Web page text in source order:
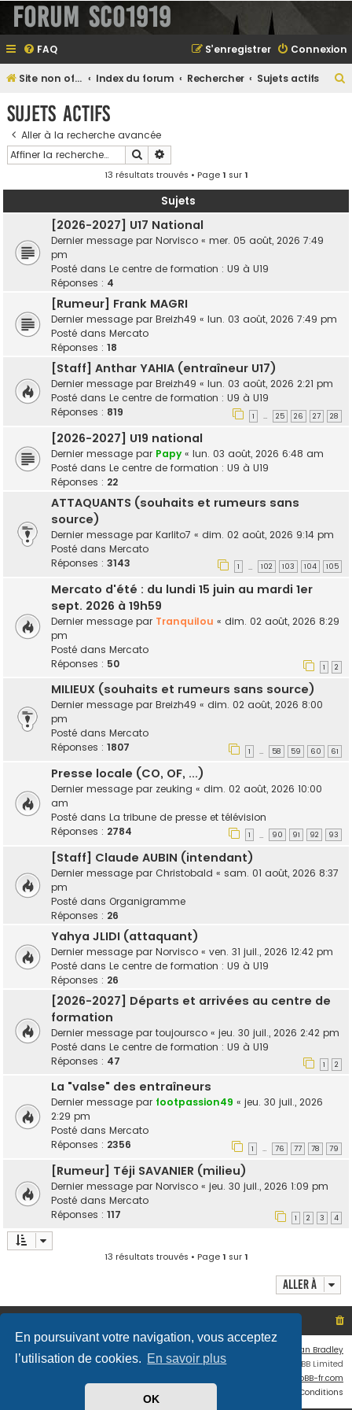
En poursuivant votre navigation, vous acceptez
l’utilisation de cookies. En savoir plus
OK
Forum SCO1919
FAQ Connexion
S’enregistrer
Site non officiel sur le SCO d'Angers Index du forum Rechercher Sujets actifs
Sujets actifs
Aller à la recherche avancée
Rechercher
13 résultats trouvés • Page1 sur1
Sujets
[2026-2027] U17 National
Dernier message par Norvisco « mer. 05 août, 2026 7:49
pm
Posté dans Le centre de formation : U9 à U19
Réponses : 4
[Rumeur] Frank MAGRI
Dernier message par Breizh49 « lun. 03 août, 2026 7:49 pm
Posté dans Mercato
Réponses : 18
[Staff] Anthar YAHIA (entraîneur U17)
Dernier message par Breizh49 « lun. 03 août, 2026 2:21 pm
Posté dans Le centre de formation : U9 à U19
Réponses : 819 1 … 25 26 27 28
[2026-2027] U19 national
Dernier message par Papy « lun. 03 août, 2026 6:48 am
Posté dans Le centre de formation : U9 à U19
Réponses : 22
ATTAQUANTS (souhaits et rumeurs sans
source)
Dernier message par Karlito7 « dim. 02 août, 2026 9:14 pm
Posté dans Mercato
Réponses : 3143 1 … 102 103 104 105
Mercato d'été : du lundi 15 juin au mardi 1er
sept. 2026 à 19h59
Dernier message par Tranquilou « dim. 02 août, 2026 8:29
pm
Posté dans Mercato
Réponses : 50 1 2
MILIEUX (souhaits et rumeurs sans source)
Dernier message par Breizh49 « dim. 02 août, 2026 8:00
pm
Posté dans Mercato
Réponses : 1807 1 … 58 59 60 61
Presse locale (CO, OF, ...)
Dernier message par zeuking « dim. 02 août, 2026 10:00
am
Posté dans La tribune de presse et télévision
Réponses : 2784 1 … 90 91 92 93
[Staff] Claude AUBIN (intendant)
Dernier message par Christobald « sam. 01 août, 2026 8:37
pm
Posté dans Organigramme
Réponses : 26
Yahya JLIDI (attaquant)
Dernier message par Norvisco « ven. 31 juil., 2026 12:42 pm
Posté dans Le centre de formation : U9 à U19
Réponses : 26
[2026-2027] Départs et arrivées au centre de
formation
Dernier message par toujoursco « jeu. 30 juil., 2026 2:42 pm
Posté dans Le centre de formation : U9 à U19
Réponses : 47 1 2
La "valse" des entraîneurs
Dernier message par footpassion49 « jeu. 30 juil., 2026
2:29 pm
Posté dans Mercato
Réponses : 2356 1 … 76 77 78 79
[Rumeur] Téji SAVANIER (milieu)
Dernier message par Norvisco « jeu. 30 juil., 2026 1:09 pm
Posté dans Mercato
Réponses : 117 1 2 3 4
13 résultats trouvés • Page1 sur1
Aller à
Index du forum
Ian Bradley
Développé parphpBB® Forum Software © phpBB Limited
phpBB-fr.com
Conditions